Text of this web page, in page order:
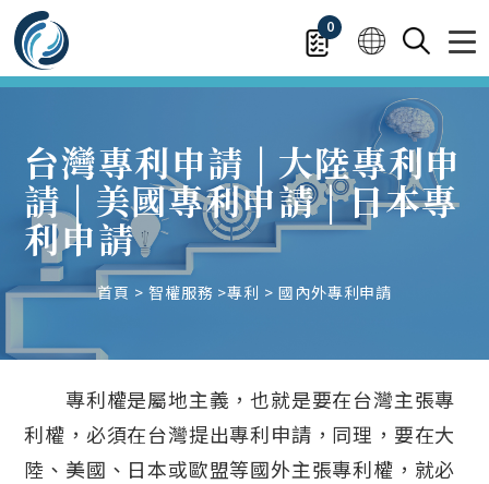
0
台灣專利申請 | 大陸專利申
請 | 美國專利申請 | 日本專
利申請
首頁 智權服務 專利 國內外專利申請
專利權是屬地主義，也就是要在台灣主張專
利權，必須在台灣提出專利申請，同理，要在大
陸、美國、日本或歐盟等國外主張專利權，就必